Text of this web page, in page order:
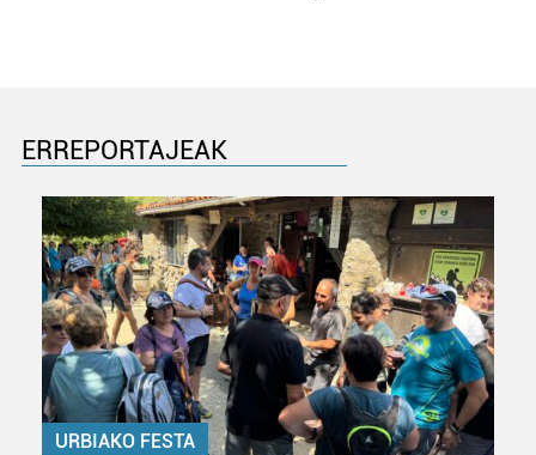
ERREPORTAJEAK
URBIAKO FESTA